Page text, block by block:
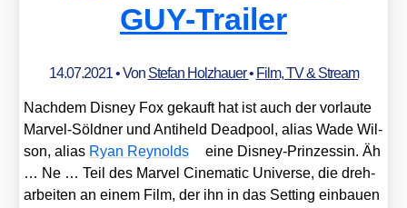
GUY-Trailer
14.07.2021• Von Stefan Holzhauer• Film, TV & Stream
Nach­dem Dis­ney Fox gekauft hat ist auch der vor­lau­te
Mar­vel-Söld­ner und Anti­held Dead­pool, ali­as Wade Wil­
son, ali­as Ryan Rey­nolds
eine Dis­ney-Prin­zes­sin. Äh
… Ne … Teil des Mar­vel Cine­ma­tic Uni­ver­se, die dreh­
ar­bei­ten an einem Film, der ihn in das Set­ting ein­bau­en